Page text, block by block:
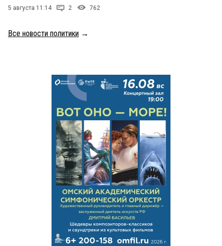
5 августа 11:14 2 762
Все новости политики →